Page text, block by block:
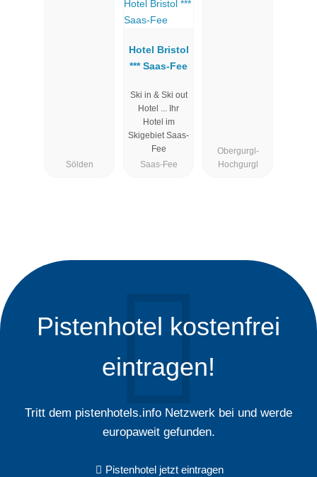
Sölden
Hotel Bristol
*** Saas-Fee
Ski in & Ski out
Hotel ... Ihr
Hotel im
Skigebiet Saas-
Fee
Saas-Fee
Obergurgl-
Hochgurgl
Pistenhotel kostenfrei
eintragen!
Tritt dem pistenhotels.info Netzwerk bei und werde
europaweit gefunden.
Pistenhotel jetzt eintragen